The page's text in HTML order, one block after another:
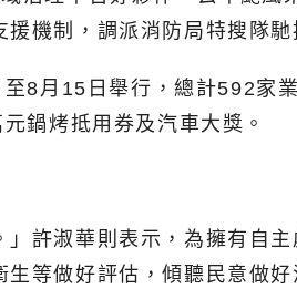
機制，調派消防局特搜隊
8月15日舉行，總計592家
鍋烤抵用券及汽車大獎。
」許淑華則表示，為擁有自
等做好評估，傾聽民意做